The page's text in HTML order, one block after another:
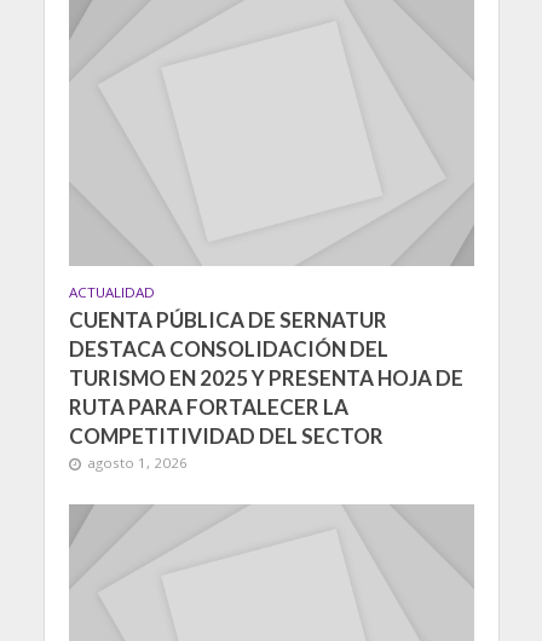
ACTUALIDAD
CUENTA PÚBLICA DE SERNATUR
DESTACA CONSOLIDACIÓN DEL
TURISMO EN 2025 Y PRESENTA HOJA DE
RUTA PARA FORTALECER LA
COMPETITIVIDAD DEL SECTOR
agosto 1, 2026